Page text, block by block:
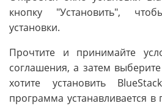
кнопку "Установить",
установки.
Прочтите и принимайте
соглашения, а затем
хотите установить
программа устанавливается в